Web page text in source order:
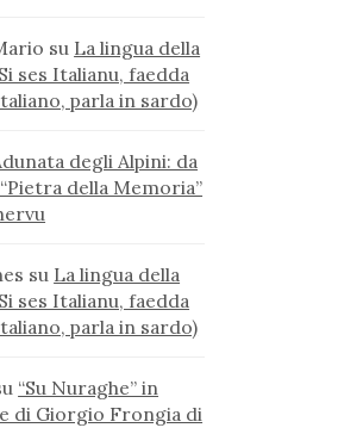
su La lingua della
ses Italianu, faedda
parla in sardo)
degli Alpini: da
della Memoria”
su La lingua della
ses Italianu, faedda
parla in sardo)
“Su Nuraghe” in
di Giorgio Frongia di